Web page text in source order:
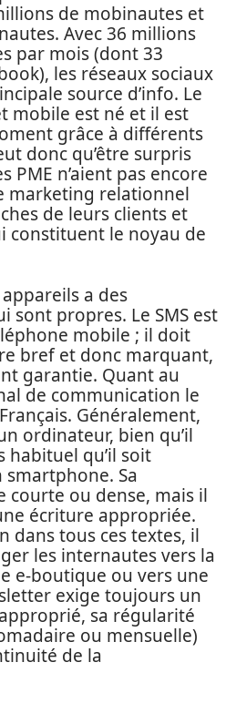
de mobinautes et
Avec 36 millions
par mois (dont 33
les réseaux sociaux
source d’info. Le
mobile est né et il est
grâce à différents
donc qu’être surpris
PME n’aient pas encore
marketing relationnel
de leurs clients et
constituent le noyau de
a des
sont propres. Le SMS est
mobile ; il doit
bref et donc marquant,
garantie. Quant au
de communication le
Généralement,
ordinateur, bien qu’il
habituel qu’il soit
Sa
courte ou dense, mais il
écriture appropriée.
dans tous ces textes, il
les internautes vers la
e-boutique ou vers une
exige toujours un
sa régularité
ou mensuelle)
de la